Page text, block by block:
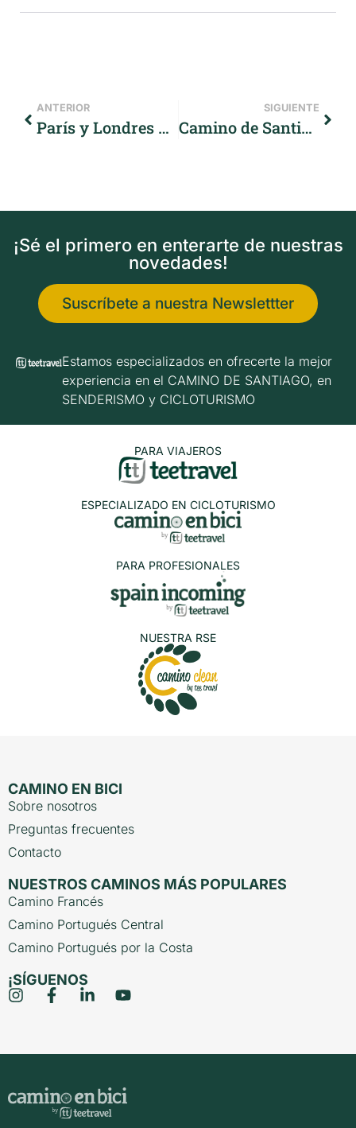
ANTERIOR
París y Londres conectadas por la Avenida Verde
SIGUIENTE
Camino de Santiago desde León
¡Sé el primero en enterarte de nuestras
novedades!
Suscríbete a nuestra Newslettter
Estamos especializados en ofrecerte la mejor
experiencia en el CAMINO DE SANTIAGO, en
SENDERISMO y CICLOTURISMO
PARA VIAJEROS
ESPECIALIZADO EN CICLOTURISMO
PARA PROFESIONALES
NUESTRA RSE
CAMINO EN BICI
Sobre nosotros
Preguntas frecuentes
Contacto
NUESTROS CAMINOS MÁS POPULARES
Camino Francés
Camino Portugués Central
Camino Portugués por la Costa
¡SÍGUENOS